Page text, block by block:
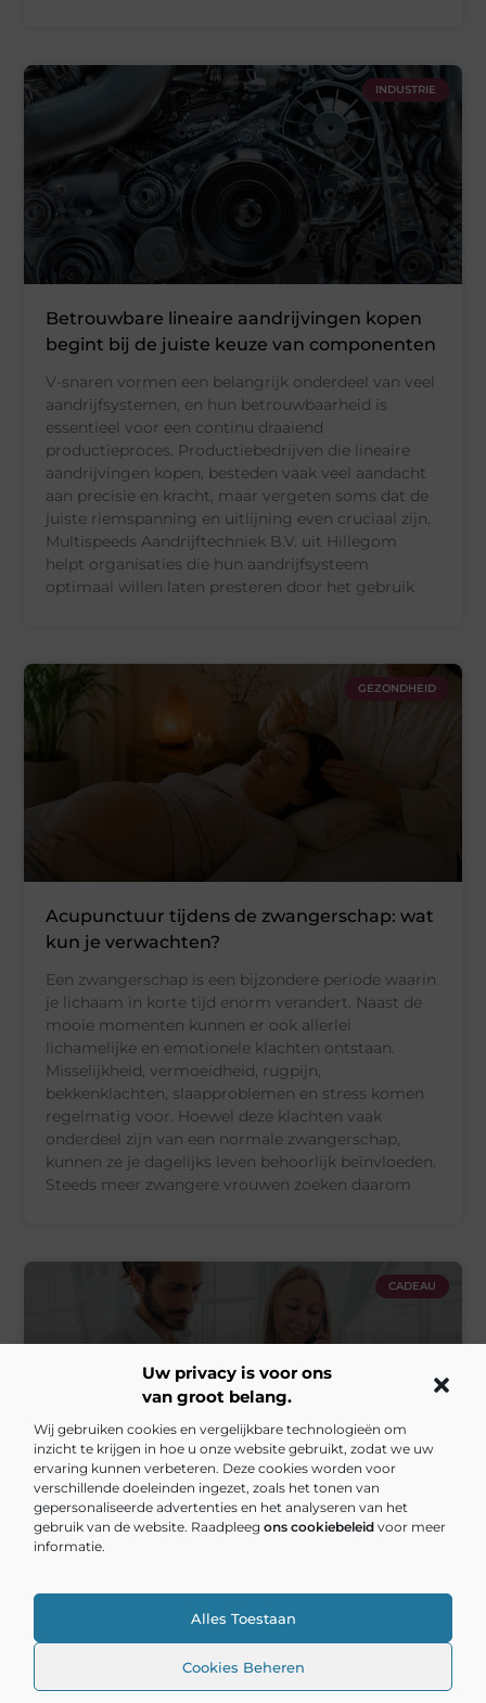
Uw privacy is voor ons
van groot belang.
Wij gebruiken cookies en vergelijkbare technologieën om
inzicht te krijgen in hoe u onze website gebruikt, zodat we uw
ervaring kunnen verbeteren. Deze cookies worden voor
verschillende doeleinden ingezet, zoals het tonen van
gepersonaliseerde advertenties en het analyseren van het
gebruik van de website. Raadpleeg ons cookiebeleid voor meer
informatie.
Alles Toestaan
Cookies Beheren
INDUSTRIE
Betrouwbare lineaire aandrijvingen kopen
begint bij de juiste keuze van componenten
V-snaren vormen een belangrijk onderdeel van veel
aandrijfsystemen, en hun betrouwbaarheid is
essentieel voor een continu draaiend
productieproces. Productiebedrijven die lineaire
aandrijvingen kopen, besteden vaak veel aandacht
aan precisie en kracht, maar vergeten soms dat de
juiste riemspanning en uitlijning even cruciaal zijn.
Multispeeds Aandrijftechniek B.V. uit Hillegom
helpt organisaties die hun aandrijfsysteem
optimaal willen laten presteren door het gebruik
GEZONDHEID
Acupunctuur tijdens de zwangerschap: wat
kun je verwachten?
Een zwangerschap is een bijzondere periode waarin
je lichaam in korte tijd enorm verandert. Naast de
mooie momenten kunnen er ook allerlei
lichamelijke en emotionele klachten ontstaan.
Misselijkheid, vermoeidheid, rugpijn,
bekkenklachten, slaapproblemen en stress komen
regelmatig voor. Hoewel deze klachten vaak
onderdeel zijn van een normale zwangerschap,
kunnen ze je dagelijks leven behoorlijk beïnvloeden.
Steeds meer zwangere vrouwen zoeken daarom
CADEAU
Zakelijke cadeaus? Dit zijn de beste ideeën
Het vinden van een goed zakelijk cadeau is vaak
persoonlijk aanvoelt, maar ook passend is binnen
een professionele omgeving. Of het nu gaat om
een jubileum, een bedankje of een feestelijke
gelegenheid, een origineel cadeau laat zien dat je
aandacht hebt besteed aan de ontvanger. Wanneer